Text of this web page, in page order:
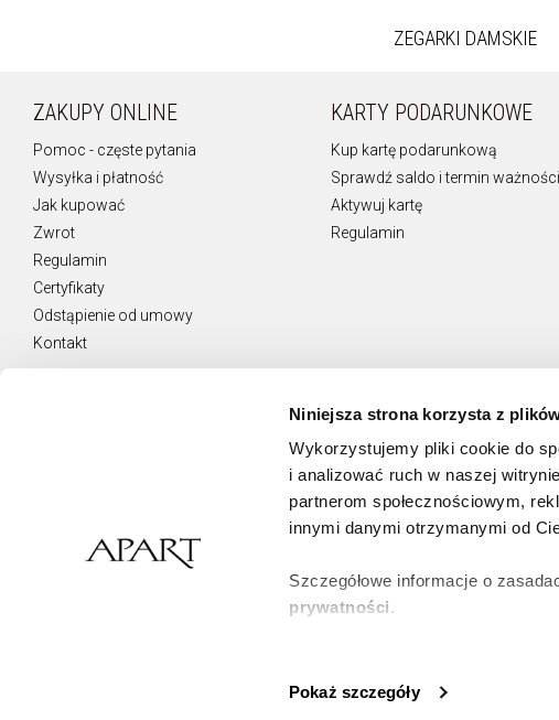
Niniejsza strona korzysta z
Wykorzystujemy pliki cookie do
i analizować ruch w naszej
partnerom społecznościowym,
innymi danymi otrzymanymi od
Szczegółowe informacje o
prywatności.
korzystamy. Możesz również
Pokaż szczegóły
ZEGARKI DAMSKIE
ZAKUPY ONLINE
Pomoc - częste pytania
Wysyłka i płatność
Jak kupować
Zwrot
Regulamin
Certyfikaty
Odstąpienie od umowy
Kontakt
KARTY PODARUNKOWE
Kup kartę podarunkową
Sprawdź saldo i termin ważności
Aktywuj kartę
Regulamin
Zamawiam usługę Newsletter i wyrażam zgodę
na świadczenie jej na podstawie
Zapisz się